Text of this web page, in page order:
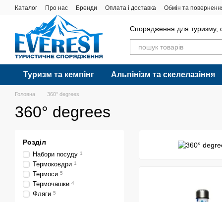
Перейти до основного контенту
Каталог Про нас Бренди Оплата і доставка Обмін та
Спорядження для туризму,
Туризм та кемпінг Альпінізм та скелелазіння
Головна 360° degrees
360° degrees
Розділ
Набори посуду 1
Термоковдри 1
Термоси 5
Термочашки 4
Фляги 5